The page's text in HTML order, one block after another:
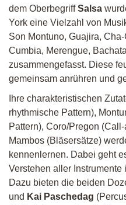
dem OberbegriffSalsa
York eine Vielzahl von
Son Montuno, Guajira,
Cumbia, Merengue,
zusammengefasst. Diese
gemeinsam anrühren und
Ihre charakteristischen
rhythmische Pattern),
Pattern), Coro/Pregon
Mambos (Bläsersätze)
kennenlernen. Dabei geht
Verstehen aller
Dazu bieten die beiden
und Kai Paschedag